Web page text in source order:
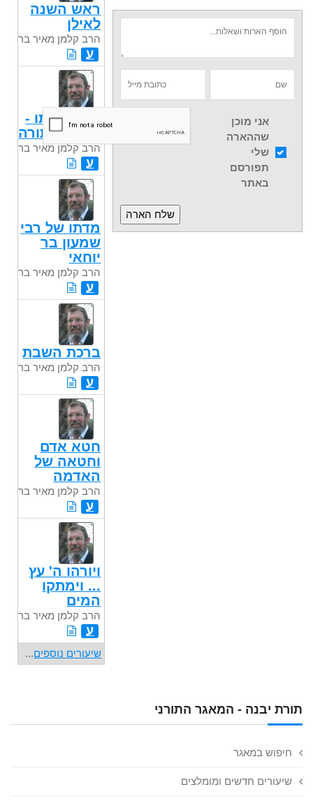
תורת יבנה - המאגר התורני
חיפוש במאגר
שיעורים חדשים ומומלצים
אני מוכן
שההארה
שלי
תפורסם
באתר
ראש השנה
לאילן
הרב קלמן מאיר בר
ע
יום חתונתו -
יום מתן תורה
הרב קלמן מאיר בר
ע
מדתו של רבי
שמעון בר
יוחאי
הרב קלמן מאיר בר
ע
ברכת השבת
הרב קלמן מאיר בר
ע
חטא אדם
וחטאה של
האדמה
הרב קלמן מאיר בר
ע
ויורהו ה' עץ
... וימתקו
המים
הרב קלמן מאיר בר
ע
שיעורים נוספים...